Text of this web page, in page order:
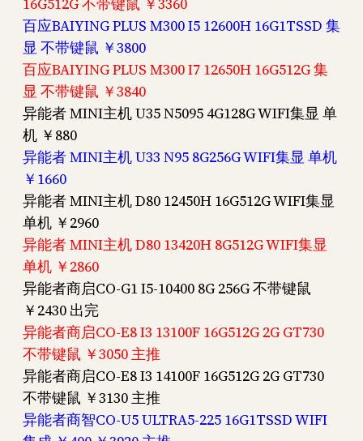
百应BAIYING PLUS M300 I5 12600H 16G1TSSD 集
显 不带键鼠 ￥3800
百应BAIYING PLUS M300 I7 12650H 16G512G 集
显 不带键鼠 ￥3840
异能者 MINI主机 U35 N5095 4G128G WIFI集显 单
机 ￥880
异能者 MINI主机 U33 N95 8G256G WIFI集显 单机
￥1660
异能者 MINI主机 D80 12450H 16G512G WIFI集显
单机 ￥2960
异能者 MINI主机 D80 13420H 8G512G WIFI集显
单机 ￥2860
异能者商启CO-G1 I5-10400 8G 256G 不带键鼠
￥2430 出完
异能者商启CO-E8 I3 13100F 16G512G 2G GT730
不带键鼠 ￥3050 主推
异能者商启CO-E8 I3 14100F 16G512G 2G GT730
不带键鼠 ￥3130 主推
异能者商智CO-U5 ULTRA5-225 16G1TSSD WIFI